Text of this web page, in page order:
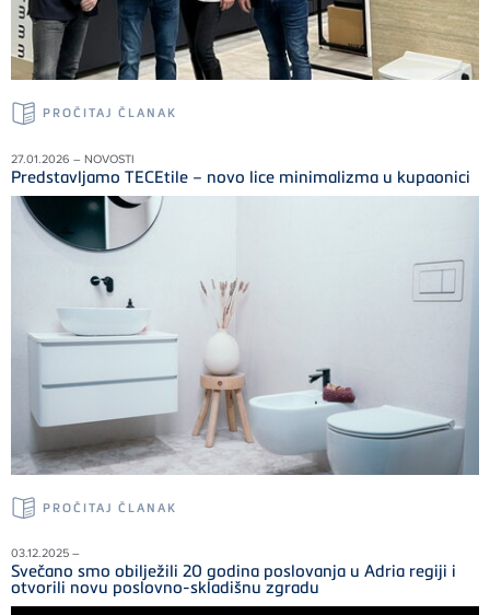
PROČITAJ ČLANAK
27.01.2026 – NOVOSTI
Predstavljamo TECEtile – novo lice minimalizma u kupaonici
PROČITAJ ČLANAK
03.12.2025 –
Svečano smo obilježili 20 godina poslovanja u Adria regiji i
otvorili novu poslovno-skladišnu zgradu